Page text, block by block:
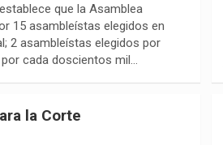
que la Asamblea
15 asambleístas elegidos en
2 asambleístas elegidos por
cada doscientos mil…
la Corte